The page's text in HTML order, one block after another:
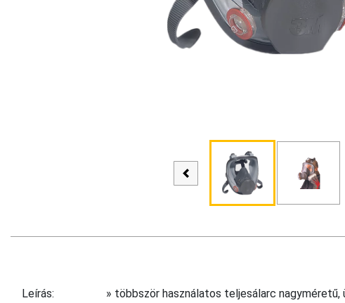
Leírás:
» többször használatos teljesálarc nagyméretű,